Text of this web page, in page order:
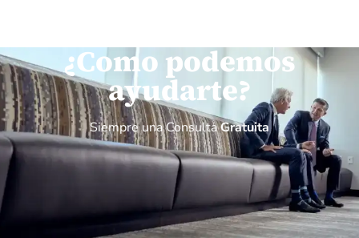
¿Como podemos
ayudarte?
Siempre una ConsultaGratuita